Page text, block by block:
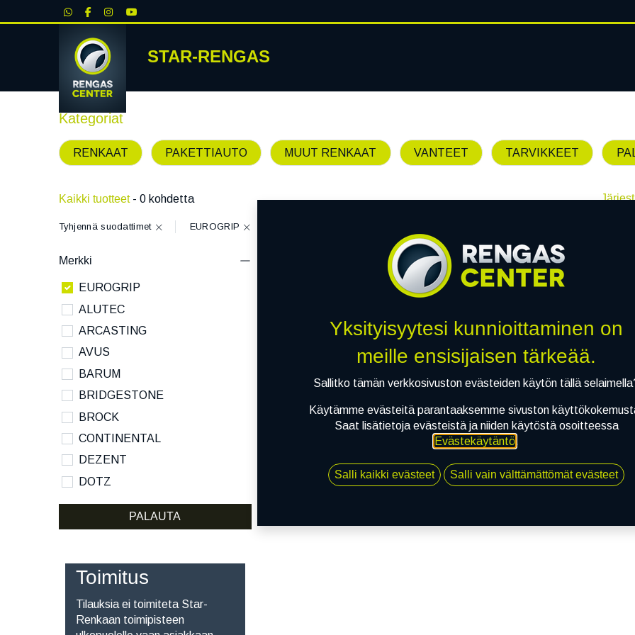
STAR-RENGAS
Kategoriat
RENKAAT PAKETTIAUTO MUUT RENKAAT VANTEET TARVIKKEET
Kaikki tuotteet - 0 kohdetta
Tyhjennä suodattimet EUROGRIP
Merkki
EUROGRIP
ALUTEC
ARCASTING
AVUS
BARUM
BRIDGESTONE
BROCK
CONTINENTAL
DEZENT
DOTZ
DYNAMO
KUMHO ECSTA SPORT S
NANKANG
NOKIAN
PALAUTA
Toimitus
Tilauksia ei toimiteta Star-
Renkaan toimipisteen
Emme löytäneet
Yksityisyytesi kunnioittaminen on
meille ensisijaisen tärkeää.
Sallitko tämän verkkosivuston evästeiden käytön tällä
Käytämme evästeitä parantaaksemme sivuston
Saat lisätietoja evästeistä ja niiden käytöstä osoitteessa
Evästekäytäntö.
Salli kaikki evästeet Salli vain välttämättömät evästeet